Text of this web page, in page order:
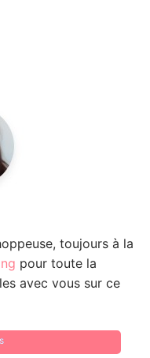
toujours à la
pour toute la
avec vous sur ce